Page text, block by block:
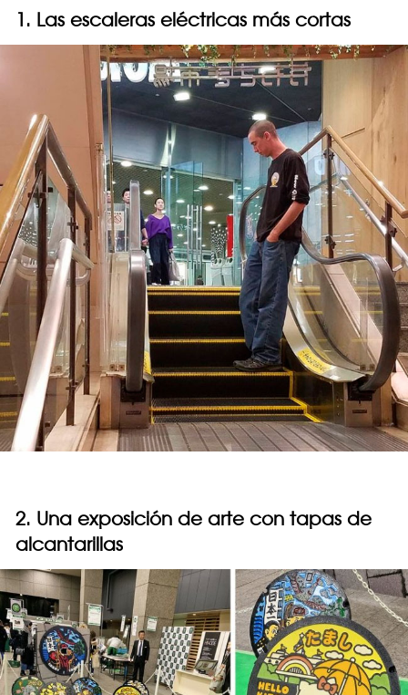
1. Las escaleras eléctricas más cortas
2. Una exposición de arte con tapas de
alcantarillas